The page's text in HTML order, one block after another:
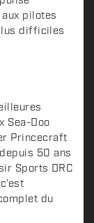
pilotes
difficiles
Sea-Doo
Princecraft
50 ans
Sports DRC
du